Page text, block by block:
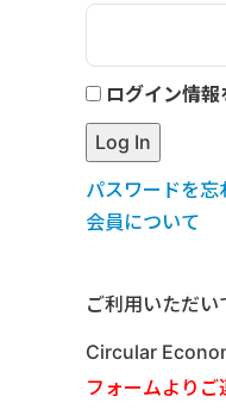
ログイン情報
パスワードを忘
会員について
ご利用いただい
Circular
フォームより